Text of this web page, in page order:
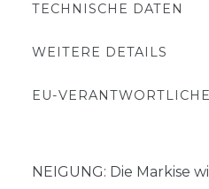
TECHNISCHE DATEN
WEITERE DETAILS
EU-
NEIGUNG: Die Markise